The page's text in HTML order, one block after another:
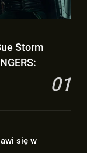
będzie miała
Storm
01
się w
niesamowitą
o żonie
będzie miała